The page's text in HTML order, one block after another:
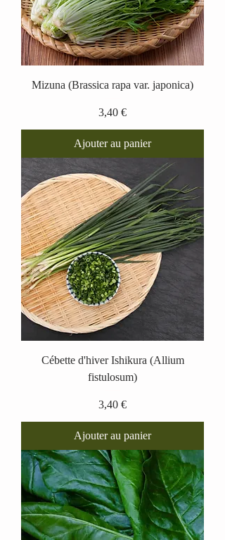
Mizuna (Brassica rapa var. japonica)
Prix
3,40 €
Ajouter au panier
Cébette d'hiver Ishikura (Allium
fistulosum)
Prix
3,40 €
Ajouter au panier